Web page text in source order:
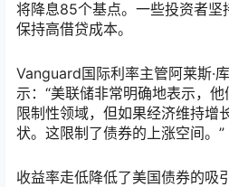
将降息85个基点。一些投资者坚
保持高借贷成本。
Vanguard国际利率主管阿莱斯·
示：“美联储非常明确地表示，
限制性领域，但如果经济维持增
状。这限制了债券的上涨空间。”
收益率走低降低了美国债券的吸